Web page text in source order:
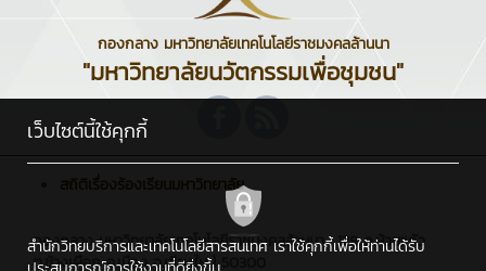
กองกลาง มหาวิทยาลัยเทคโนโลยีราชมงคลล้านนา
"มหาวิทยาลัยนวัตกรรมเพื่อชุมชน"
สถิติเรื่องร้องเรียนมหาวิทยาลัย
กองกลาง มหาวิทยาลัยเทคโนโลยีราชมงคลล้านนา : 128 ถ.ห้วยแก้ว
ต.ช้างเผือก อ.เมือง จ.เชียงใหม่ 50300
เว็บไซต์นี้ใช้คุกกี้
สำนักวิทยบริการและเทคโนโลยีสารสนเทศ เราใช้คุกกี้เพื่อให้ท่านได้รับ